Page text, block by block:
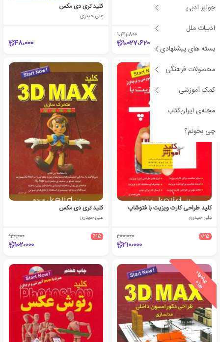
جوایز ادبی
ادبیات ملل
بسته های پیشنهادی
محصولات فرهنگی
کمک آموزشی
مجله‌ی ایران‌کتاب
چی بخونم؟
علوم اعصاب سازمانی
1،141،800
1،027،620
کلید تری دی مکس
علی حیدری
48،000
ی
ش
ن
ه
ا
د
و
ی
ژ
کلید طراحی کارت ویزیت با فتوشاپ
علی حیدری
٪25 280،000
210،000
کلید تری دی مکس
علی حیدری
٪15 120،000
102،000
پ
ی
ش
ن
ه
ا
د
و
ی
ژ
ه